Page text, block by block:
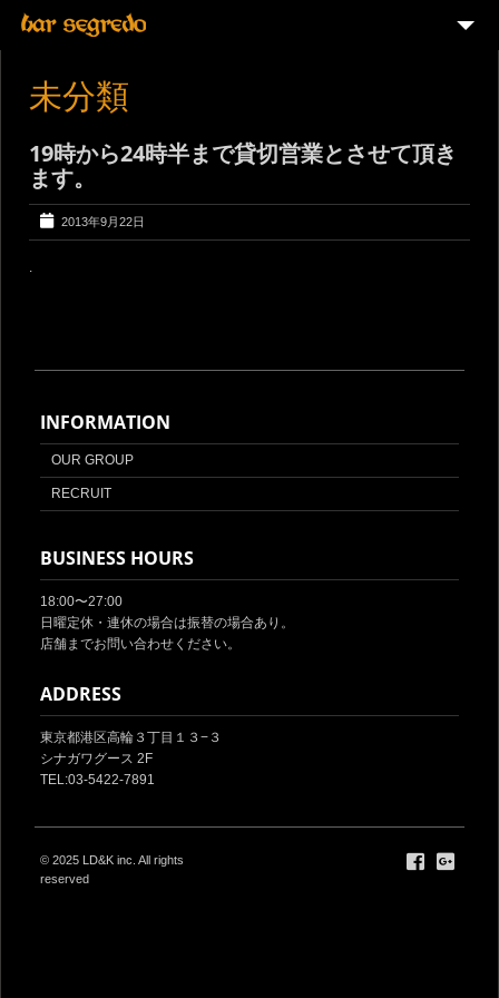
MENU
PARTY PLAN
未分類
19時から24時半まで貸切営業とさせて頂き
ます。
2013年9月22日
.
INFORMATION
OUR GROUP
RECRUIT
BUSINESS HOURS
18:00〜27:00
日曜定休・連休の場合は振替の場合あり。
店舗までお問い合わせください。
ADDRESS
東京都港区高輪３丁目１３−３
シナガワグース 2F
TEL:03-5422-7891
© 2025 LD&K inc. All rights
reserved